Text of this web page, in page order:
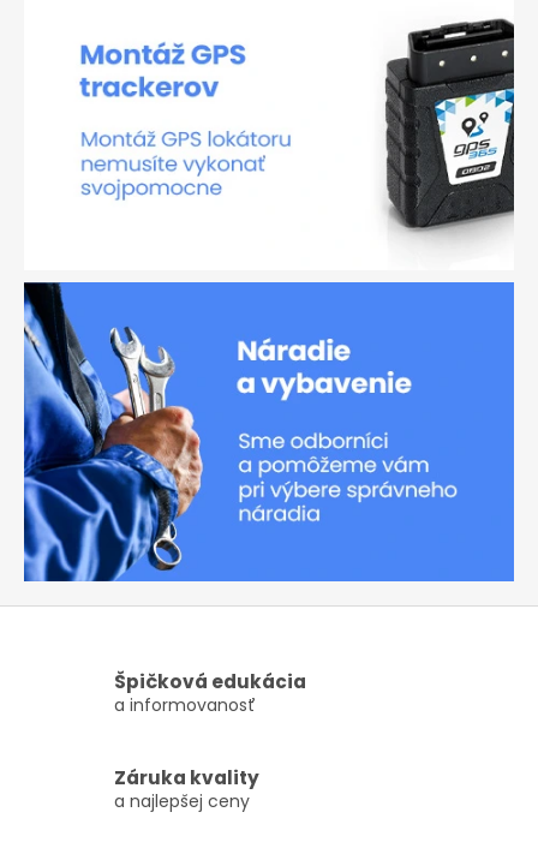
Špičková edukácia
a informovanosť
Záruka kvality
a najlepšej ceny